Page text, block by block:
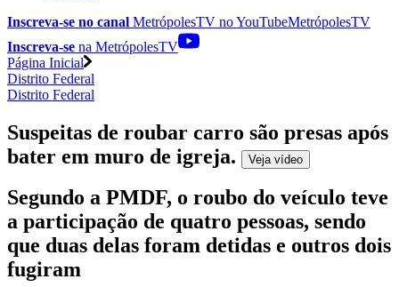
Inscreva-se no canal MetrópolesTV noYouTubeMetrópolesTV
Inscreva-se na MetrópolesTV
Página Inicial
Distrito Federal
Distrito Federal
Suspeitas de roubar carro são presas após
bater em muro de igreja. Veja vídeo
Segundo a PMDF, o roubo do veículo teve
a participação de quatro pessoas, sendo
que duas delas foram detidas e outros dois
fugiram